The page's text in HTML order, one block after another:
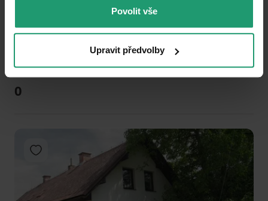
Povolit vše
Upravit předvolby
Brada-Rybníček - Brada, Královéhradecký Region
0
Add to favorites